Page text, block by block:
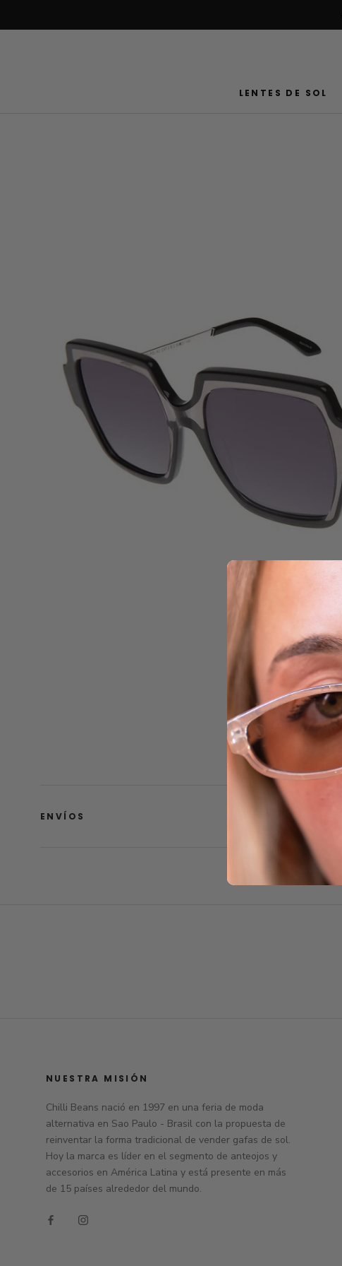
LENTES DE SOL
ENVÍOS
NUESTRA MISIÓN
Chilli Beans nació en 1997 en una feria de moda
alternativa en Sao Paulo - Brasil con la propuesta de
reinventar la forma tradicional de vender gafas de sol.
Hoy la marca es líder en el segmento de anteojos y
accesorios en América Latina y está presente en más
de 15 países alrededor del mundo.